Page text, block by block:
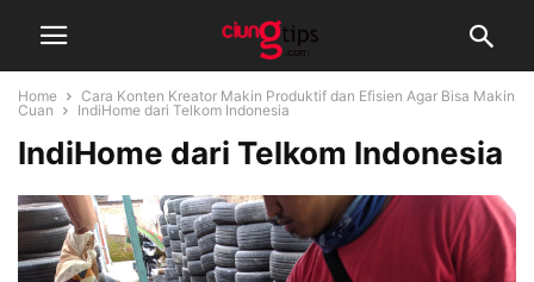
Home
Cara Konten Kreator Makin Produktif dan Efisien Agar Bisa Makin
Cuan
IndiHome dari Telkom Indonesia
IndiHome dari Telkom Indonesia